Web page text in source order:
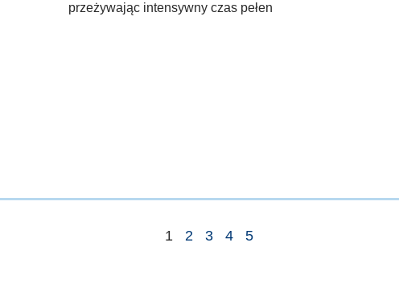
przeżywając intensywny czas pełen
1 2 3 4 5